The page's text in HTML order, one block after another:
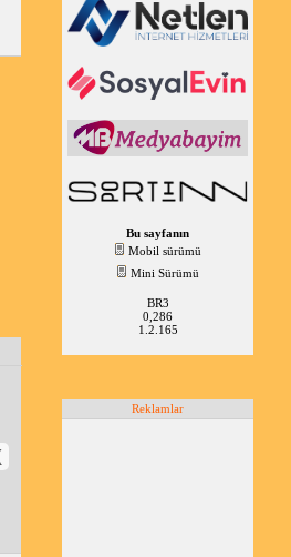
Bu sayfanın
Mobil sürümü
Mini Sürümü
BR3
0,286
1.2.165
Reklamlar